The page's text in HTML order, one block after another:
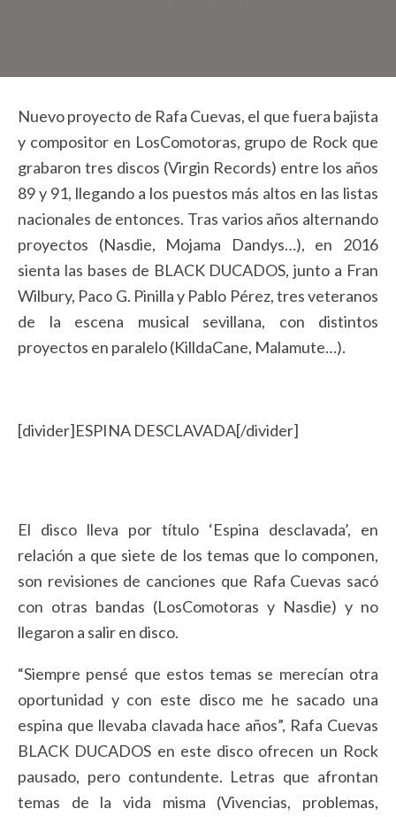
Nuevo proyecto de Rafa Cuevas, el que fuera bajista
y compositor en LosComotoras, grupo de Rock que
grabaron tres discos (Virgin Records) entre los años
89 y 91, llegando a los puestos más altos en las listas
nacionales de entonces. Tras varios años alternando
proyectos (Nasdie, Mojama Dandys…), en 2016
sienta las bases de BLACK DUCADOS, junto a Fran
Wilbury, Paco G. Pinilla y Pablo Pérez, tres veteranos
de la escena musical sevillana, con distintos
proyectos en paralelo (KilldaCane, Malamute…).
[divider]ESPINA DESCLAVADA[/divider]
El disco lleva por título ‘Espina desclavada’, en
relación a que siete de los temas que lo componen,
son revisiones de canciones que Rafa Cuevas sacó
con otras bandas (LosComotoras y Nasdie) y no
llegaron a salir en disco.
“Siempre pensé que estos temas se merecían otra
oportunidad y con este disco me he sacado una
espina que llevaba clavada hace años”, Rafa Cuevas
BLACK DUCADOS en este disco ofrecen un Rock
pausado, pero contundente. Letras que afrontan
temas de la vida misma (Vivencias, problemas,